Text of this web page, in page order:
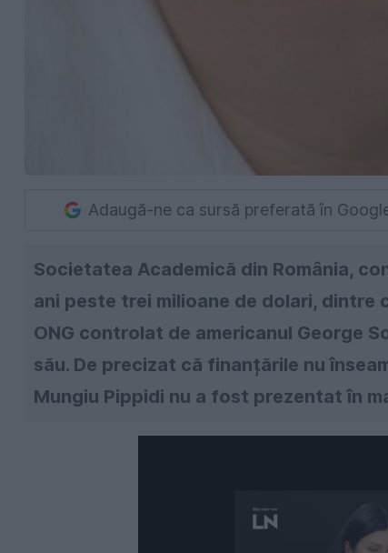
Adaugă-ne ca sursă preferată în
Societatea Academică din România,
ani peste trei milioane de dolari, dintre
ONG controlat de americanul George
său. De precizat că finanțările nu
Mungiu Pippidi nu a fost prezentat în